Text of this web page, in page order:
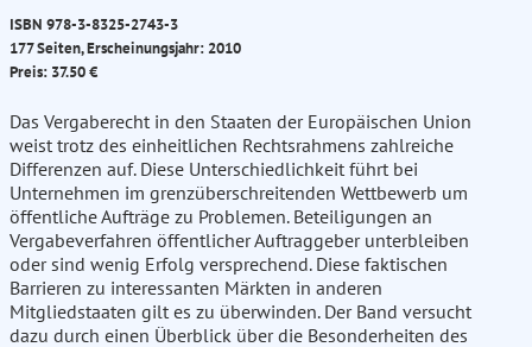
ISBN 978-3-8325-2743-3
177 Seiten, Erscheinungsjahr: 2010
Preis: 37.50 €
Das Vergaberecht in den Staaten der Europäischen Union
weist trotz des einheitlichen Rechtsrahmens zahlreiche
Differenzen auf. Diese Unterschiedlichkeit führt bei
Unternehmen im grenzüberschreitenden Wettbewerb um
öffentliche Aufträge zu Problemen. Beteiligungen an
Vergabeverfahren öffentlicher Auftraggeber unterbleiben
oder sind wenig Erfolg versprechend. Diese faktischen
Barrieren zu interessanten Märkten in anderen
Mitgliedstaaten gilt es zu überwinden. Der Band versucht
dazu durch einen Überblick über die Besonderheiten des